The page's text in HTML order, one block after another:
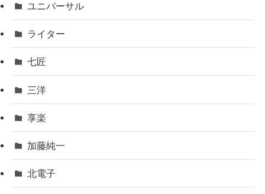
ユニバーサル
ライター
七匠
三洋
享楽
加藤純一
北電子